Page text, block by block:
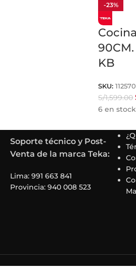
-23%
KB
SKU:
S/1,599.00
6 en stock
Soporte técnico y Post-
Venta de la marca Teka:
Lima: 991 663 841
Provincia: 940 008 523